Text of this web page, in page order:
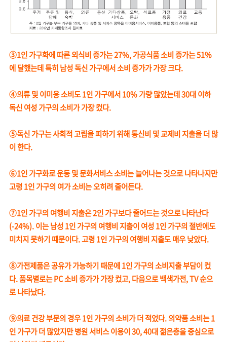
③1인 가구화에 따른 외식비 증가는 27%, 가공식품 소비 증가는 51%
에 달했는데 특히 남성 독신 가구에서 소비 증가가 가장 크다.
④의류 및 이미용 소비도 1인 가구에서 10% 가량 많았는데 30대 이하
독신 여성 가구의 소비가 가장 컸다.
⑤독신 가구는 사회적 고립을 피하기 위해 통신비 및 교제비 지출을 더 많
이 한다.
⑥1인 가구화로 운동 및 문화서비스 소비는 늘어나는 것으로 나타나지만
고령 1인 가구의 여가 소비는 오히려 줄어든다.
⑦1인 가구의 여행비 지출은 2인 가구보다 줄어드는 것으로 나타난다
(-24%). 이는 남성 1인 가구의 여행비 지출이 여성 1인 가구의 절반에도
미치지 못하기 때문이다. 고령 1인 가구의 여행비 지출도 매우 낮았다.
⑧가전제품은 공유가 가능하기 때문에 1인 가구의 소비지출 부담이 컸
다. 품목별로는 PC 소비 증가가 가장 컸고, 다음으로 백색가전, TV 순으
로 나타났다.
⑨의료 건강 부문의 경우 1인 가구의 소비가 더 적었다. 의약품 소비는 1
인 가구가 더 많았지만 병원 서비스 이용이 30, 40대 젊은층을 중심으로